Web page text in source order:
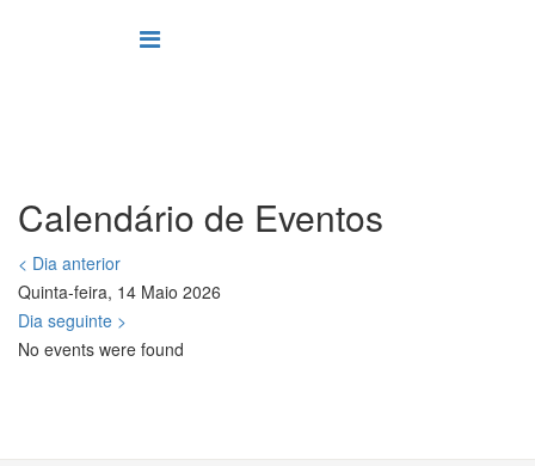
Calendário de Eventos
< Dia anterior
Quinta-feira, 14 Maio 2026
Dia seguinte >
No events were found